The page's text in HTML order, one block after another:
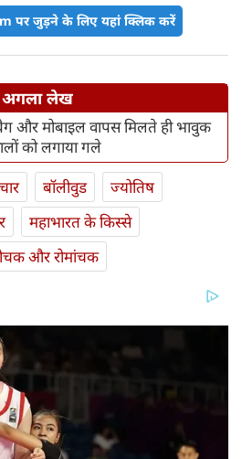
पर जुड़ने के लिए यहां क्लिक करें
अगला लेख
और मोबाइल वापस मिलते ही भावुक
को लगाया गले
बॉलीवुड
ज्योतिष
महाभारत के किस्से
और रोमांचक